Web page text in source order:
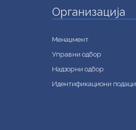
Организација
Менаџмент
Управни одбор
Надзорни одбор
Идентификациони подаци